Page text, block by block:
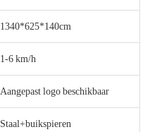
1340*625*140cm
1-6 km/h
Aangepast logo beschikbaar
Staal+buikspieren